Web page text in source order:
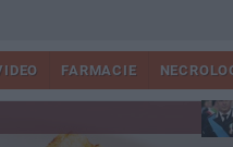
FARMACIE